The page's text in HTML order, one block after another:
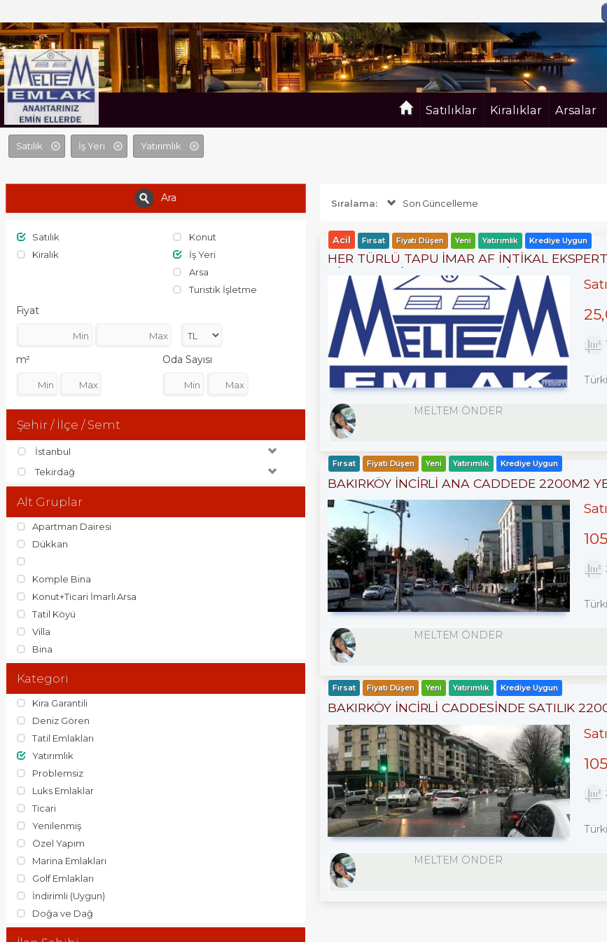
Satılıklar Kiralıklar Arsalar
Satılık İş Yeri Yatırımlık
Ara
Satılık
Kiralık
Konut
İş Yeri
Arsa
Turistik İşletme
Fiyat
m² Oda Sayısı
Şehir / İlçe / Semt
İstanbul
Tekirdağ
Alt Gruplar
Apartman Dairesi
Dükkan
Komple Bina
Konut+Ticari İmarlı Arsa
Tatil Köyü
Villa
Bina
Kategori
Kira Garantili
Deniz Gören
Tatil Emlakları
Yatırımlık
Problemsiz
Luks Emlaklar
Ticari
Yenilenmiş
Özel Yapım
Marina Emlakları
Golf Emlakları
İndirimli (Uygun)
Doğa ve Dağ
Sıralama: Son Güncelleme
Acil Fırsat Fiyatı Düşen Yeni Yatırımlık Krediye Uygun
HER TÜRLÜ TAPU İMAR AF İNTİKAL
HİZMETLERİ- ALIM . SATIM. KİRALAMA DA 34
MELTEM ÖNDER
Fırsat Fiyatı Düşen Yeni Yatırımlık Krediye Uygun
BAKIRKÖY İNCİRLİ ANA CADDEDE 2200M2
MELTEM ÖNDER
Fırsat Fiyatı Düşen Yeni Yatırımlık Krediye Uygun
BAKIRKÖY İNCİRLİ CADDESINDE SATILIK
MELTEM ÖNDER